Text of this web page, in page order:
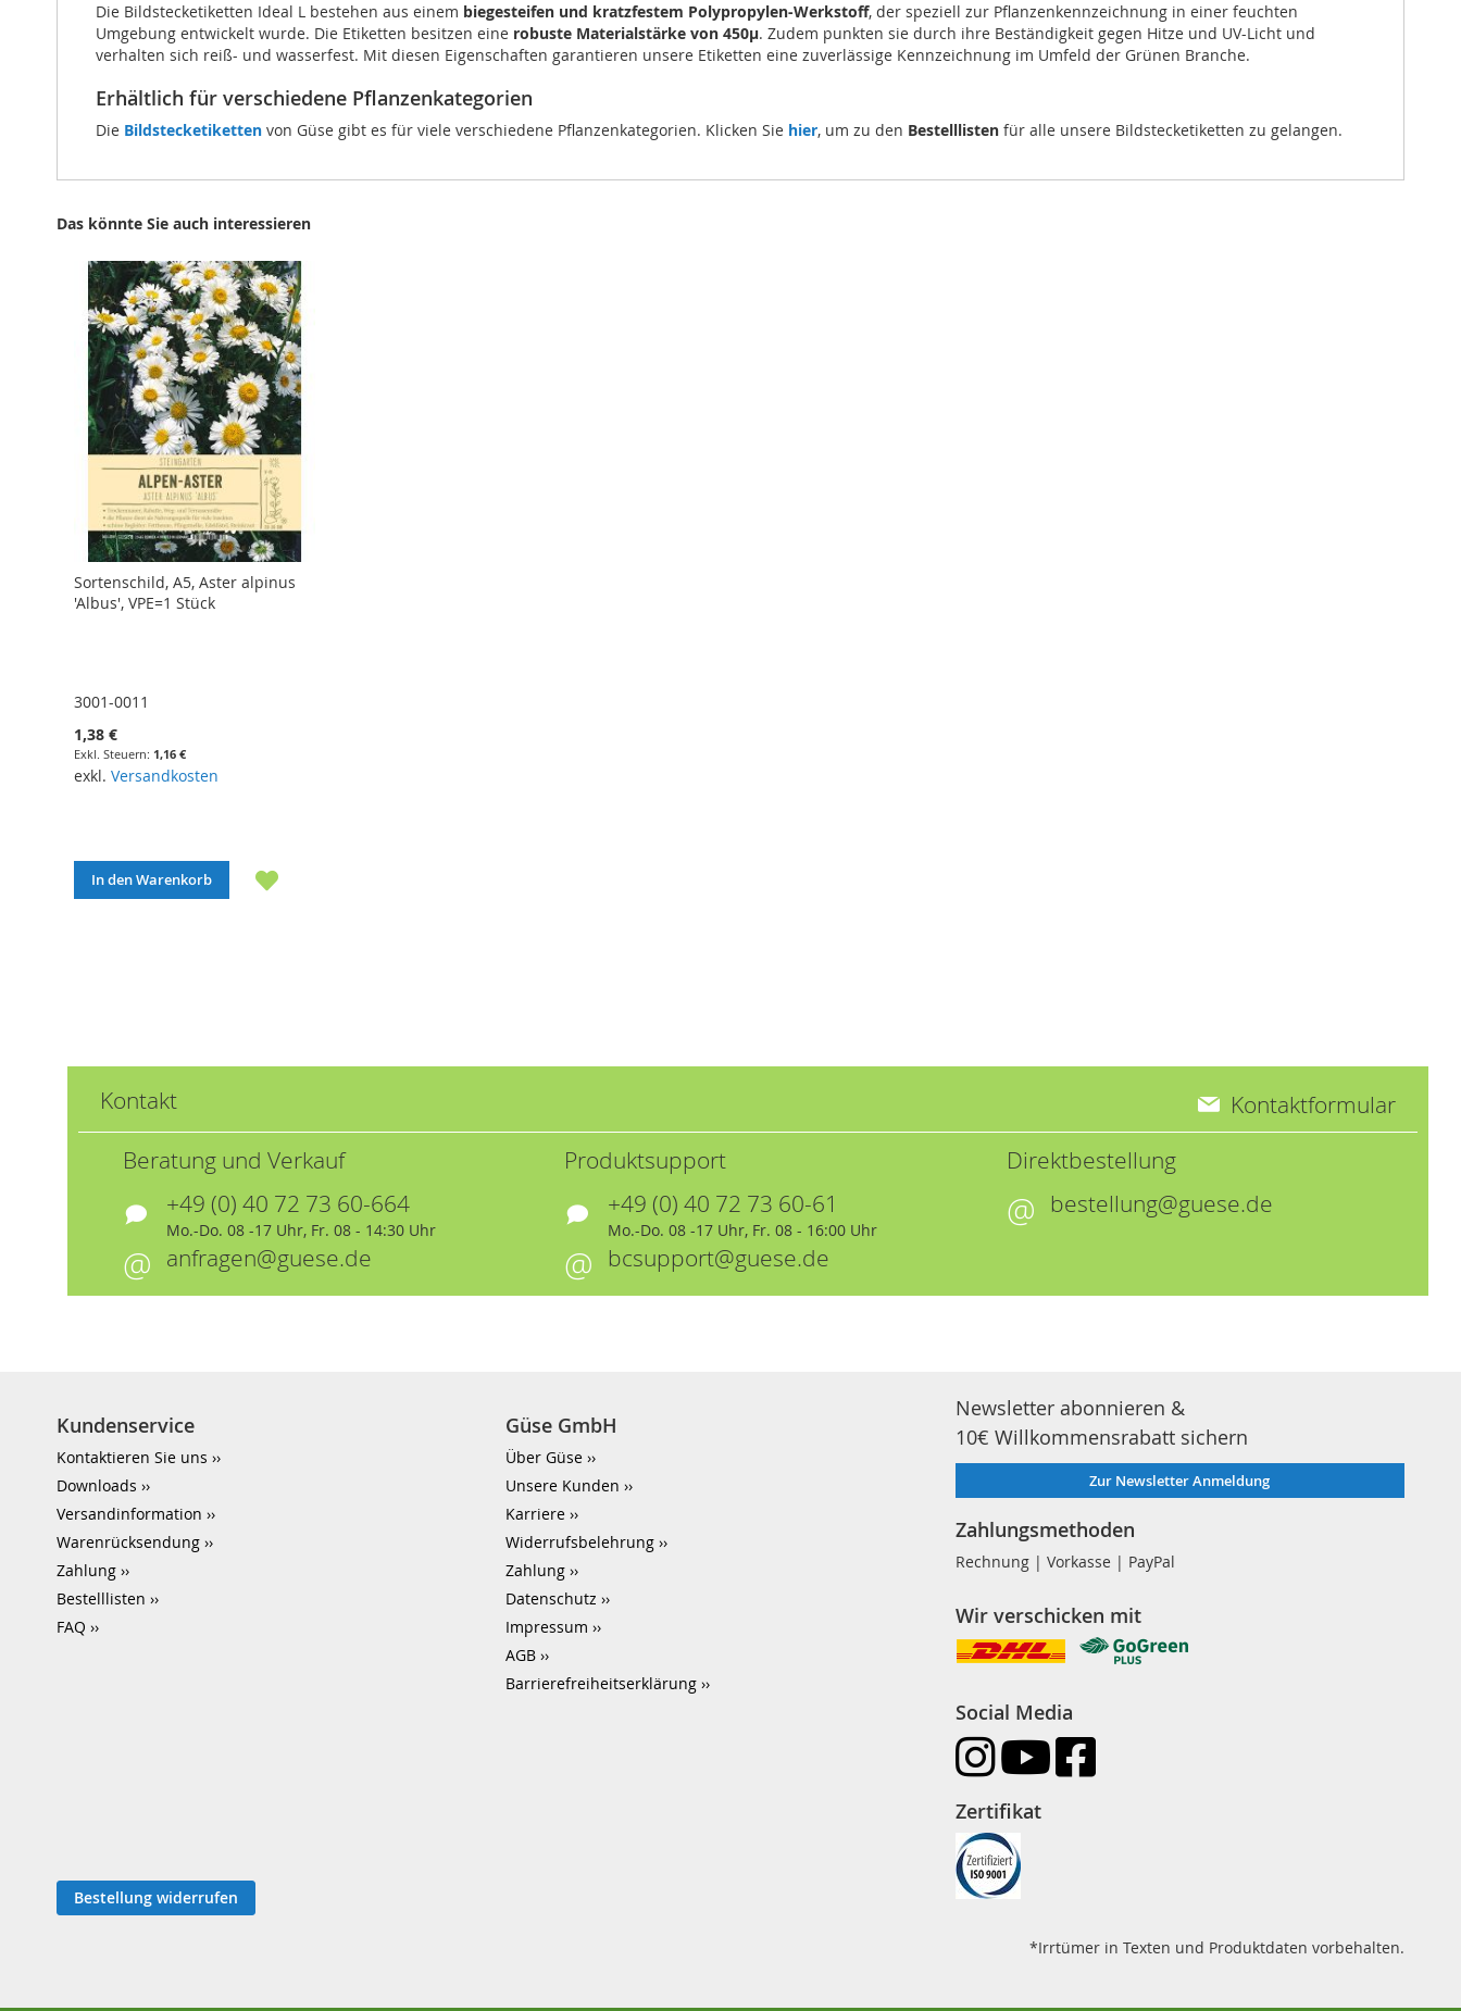
Die Bildstecketiketten Ideal L bestehen aus einem biegesteifen und kratzfestem Polypropylen-Werkstoff, der speziell zur Pflanzenkennzeichnung in einer feuchten
Umgebung entwickelt wurde. Die Etiketten besitzen eine robuste Materialstärke von 450µ. Zudem punkten sie durch ihre Beständigkeit gegen Hitze und UV-Licht und
verhalten sich reiß- und wasserfest. Mit diesen Eigenschaften garantieren unsere Etiketten eine zuverlässige Kennzeichnung im Umfeld der Grünen Branche.
Erhältlich für verschiedene Pflanzenkategorien
Die Bildstecketiketten von Güse gibt es für viele verschiedene Pflanzenkategorien. Klicken Sie hier, um zu den Bestelllisten für alle unsere Bildstecketiketten zu gelangen.
Das könnte Sie auch interessieren
Sortenschild, A5, Aster alpinus
'Albus', VPE=1 Stück
3001-0011
1,38 €
1,16 €
exkl.Versandkosten
In den Warenkorb
Kontakt
Kontaktformular
Beratung und Verkauf
+49 (0) 40 72 73 60-664
Mo.-Do. 08 -17 Uhr, Fr. 08 - 14:30 Uhr
anfragen@guese.de
Produktsupport
+49 (0) 40 72 73 60-61
Mo.-Do. 08 -17 Uhr, Fr. 08 - 16:00 Uhr
bcsupport@guese.de
Direktbestellung
bestellung@guese.de
Kundenservice
Kontaktieren Sie uns
Downloads
Versandinformation
Warenrücksendung
Zahlung
Bestelllisten
FAQ
Güse GmbH
Über Güse
Unsere Kunden
Karriere
Widerrufsbelehrung
Zahlung
Datenschutz
Impressum
AGB
Barrierefreiheitserklärung
Newsletter abonnieren &
10€ Willkommensrabatt sichern
Zur Newsletter Anmeldung
Zahlungsmethoden
Rechnung | Vorkasse | PayPal
Wir verschicken mit
Social Media
Bestellung widerrufen
Zertifikat
*Irrtümer in Texten und Produktdaten vorbehalten.